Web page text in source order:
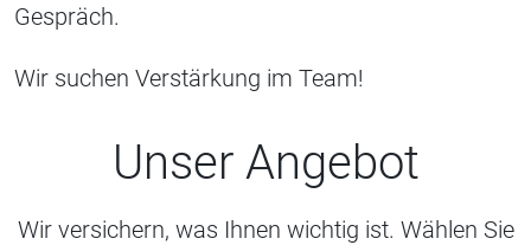
Gespräch.
Wir suchen Verstärkung im Team!
Unser Angebot
Wir versichern, was Ihnen wichtig ist. Wählen Sie